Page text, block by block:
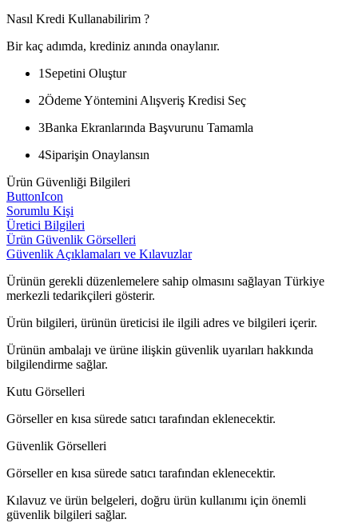
Nasıl Kredi Kullanabilirim ?
Bir kaç adımda, krediniz anında onaylanır.
1 Sepetini Oluştur
2Ödeme Yöntemini Alışveriş Kredisi Seç
3Banka Ekranlarında Başvurunu Tamamla
4Siparişin Onaylansın
Ürün Güvenliği Bilgileri
ButtonIcon
Sorumlu Kişi
Üretici Bilgileri
Ürün Güvenlik Görselleri
Güvenlik Açıklamaları ve Kılavuzlar
Ürünün gerekli düzenlemelere sahip olmasını sağlayan Türkiye
merkezli tedarikçileri gösterir.
Ürün bilgileri, ürünün üreticisi ile ilgili adres ve bilgileri içerir.
Ürünün ambalajı ve ürüne ilişkin güvenlik uyarıları hakkında
bilgilendirme sağlar.
Kutu Görselleri
Görseller en kısa sürede satıcı tarafından eklenecektir.
Güvenlik Görselleri
Görseller en kısa sürede satıcı tarafından eklenecektir.
Kılavuz ve ürün belgeleri, doğru ürün kullanımı için önemli
güvenlik bilgileri sağlar.